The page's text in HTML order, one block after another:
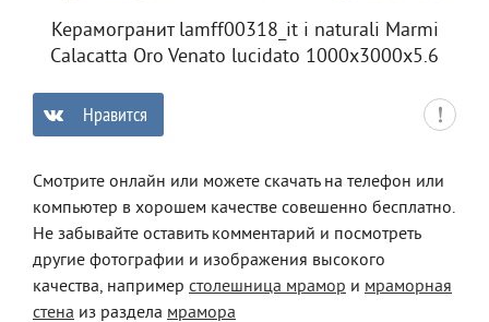
Керамогранит lamff00318_it i naturali Marmi
Calacatta Oro Venato lucidato 1000x3000x5.6
Нравится
Смотрите онлайн или можете скачать на телефон или
компьютер в хорошем качестве совешенно бесплатно.
Не забывайте оставить комментарий и посмотреть
другие фотографии и изображения высокого
качества, например столешница мрамор и мраморная
стена из раздела мрамора